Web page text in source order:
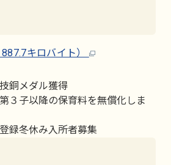
キロバイト）
銅メダル獲得
３子以降の保育料を無償化しま
録冬休み入所者募集